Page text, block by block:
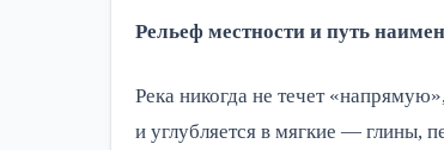
Рельеф местности и путь
Река никогда не течет
и углубляется в мягкие — глины,